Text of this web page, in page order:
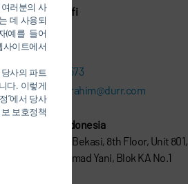
러분의 사
데 사용되
(예를 들어
사이트에서
사의 파트
다. 이렇게
”에서 당사
보호정책
Ibrahim Syahrafi
+62 821 9802 1573
syahrafiariq.ibrahim@durr.com
Dürr Systems Indonesia
Summarecon Bekasi, 8th Floor, Unit 801,
Boulevard Ahmad Yani, Blok KA No.1